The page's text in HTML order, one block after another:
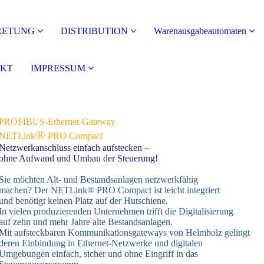
DISTRIBUTION Warenausgabeautomaten
IMPRESSUM
Ethernet-Gateway
® PRO Compact
einfach aufstecken –
Aufwand und Umbau der Steuerung!
Sie möchten Alt- und Bestandsanlagen netzwerkfähig
Der NETLink® PRO Compact ist leicht integriert
benötigt keinen Platz auf der Hutschiene.
vielen produzierenden Unternehmen trifft die Digitalisierung
zehn und mehr Jahre alte Bestandsanlagen.
aufsteckbaren Kommunikationsgateways von Helmholz gelingt
Einbindung in Ethernet-Netzwerke und digitalen
einfach, sicher und ohne Eingriff in das